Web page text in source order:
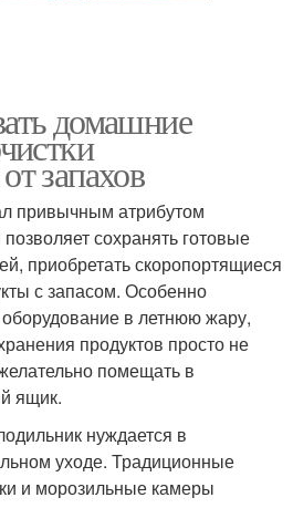
домашние
запахов
привычным атрибутом
сохранять готовые
приобретать скоропортящиеся
с запасом. Особенно
в летнюю жару,
продуктов просто не
помещать в
ящик.
нуждается в
уходе. Традиционные
и морозильные камеры